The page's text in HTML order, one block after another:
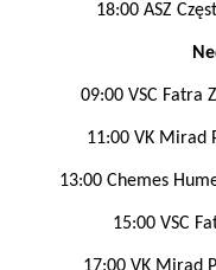
18:00 ASZ
09:00 VSC Fatra
11:00 VK Mirad
13:00 Chemes
15:00 VSC